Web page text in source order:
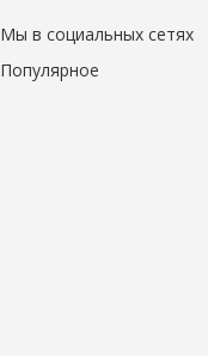
Мы в социальных сетях
Популярное